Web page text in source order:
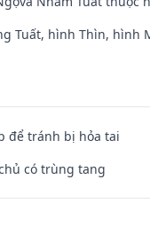
Tuất, hình Thìn, hình
để tránh bị hỏa tai
có trùng tang